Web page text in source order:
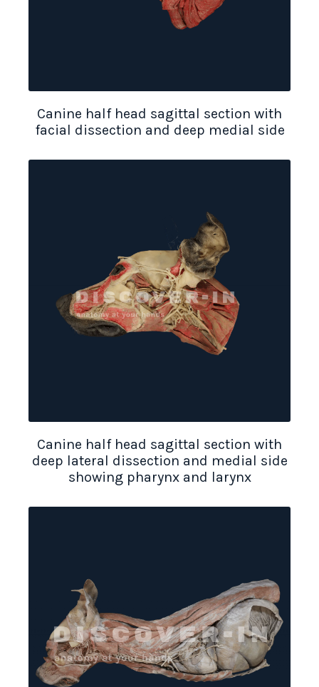
Canine half head sagittal section with
facial dissection and deep medial side
Canine half head sagittal section with
deep lateral dissection and medial side
showing pharynx and larynx